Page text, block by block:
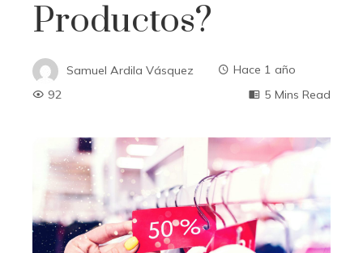
Productos?
Samuel Ardila Vásquez
Hace 1 año
92
5 Mins Read